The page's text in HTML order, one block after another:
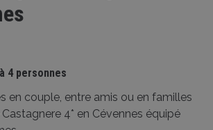
4 personnes
en couple, entre amis ou en familles
4* en Cévennes équipé